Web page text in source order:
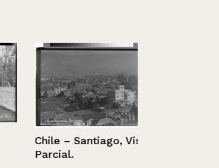
Chile – Santiago, Vista
Parcial.